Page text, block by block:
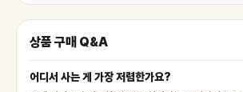
상품 구매 Q&A
어디서 사는 게 가장 저렴한가요?